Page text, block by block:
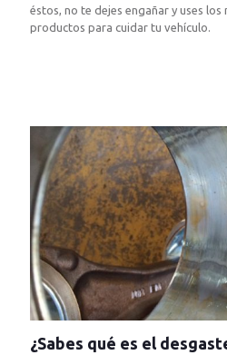
éstos, no te dejes engañar y uses los
productos para cuidar tu vehículo.
¿Sabes qué es el